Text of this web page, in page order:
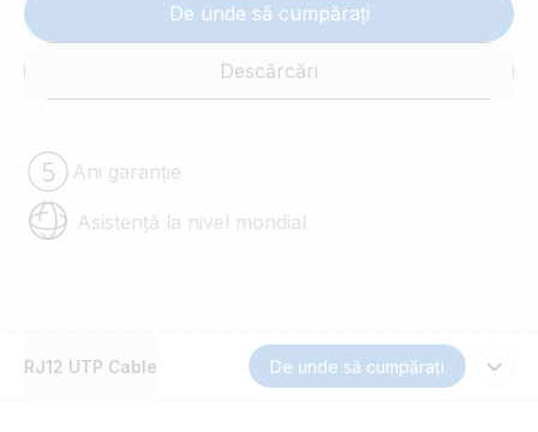
De unde să cumpărați
Descărcări
Ani garanție
Asistență la nivel mondial
RJ12 UTP Cable De unde să cumpărați